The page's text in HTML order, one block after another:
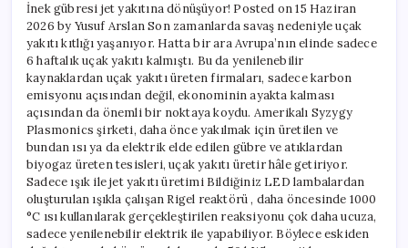
için
İnek gübresi jet yakıtına dönüşüyor! Posted on 15 Haziran
2026 by Yusuf Arslan Son zamanlarda savaş nedeniyle uçak
yakıtı kıtlığı yaşanıyor. Hatta bir ara Avrupa’nın elinde sadece
6 haftalık uçak yakıtı kalmıştı. Bu da yenilenebilir
kaynaklardan uçak yakıtı üreten firmaları, sadece karbon
emisyonu açısından değil, ekonominin ayakta kalması
açısından da önemli bir noktaya koydu. Amerikalı Syzygy
Plasmonics şirketi, daha önce yakılmak için üretilen ve
bundan ısı ya da elektrik elde edilen gübre ve atıklardan
biyogaz üreten tesisleri, uçak yakıtı üretir hâle getiriyor.
Sadece ışık ile jet yakıtı üretimi Bildiğiniz LED lambalardan
oluşturulan ışıkla çalışan Rigel reaktörü , daha öncesinde 1000
°C ısı kullanılarak gerçekleştirilen reaksiyonu çok daha ucuza,
sadece yenilenebilir elektrik ile yapabiliyor. Böylece eskiden